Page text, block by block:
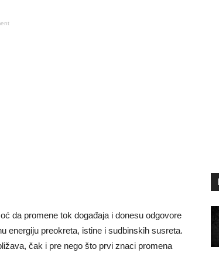
da promene tok događaja i donesu odgovore
energiju preokreta, istine i sudbinskih susreta.
čak i pre nego što prvi znaci promena